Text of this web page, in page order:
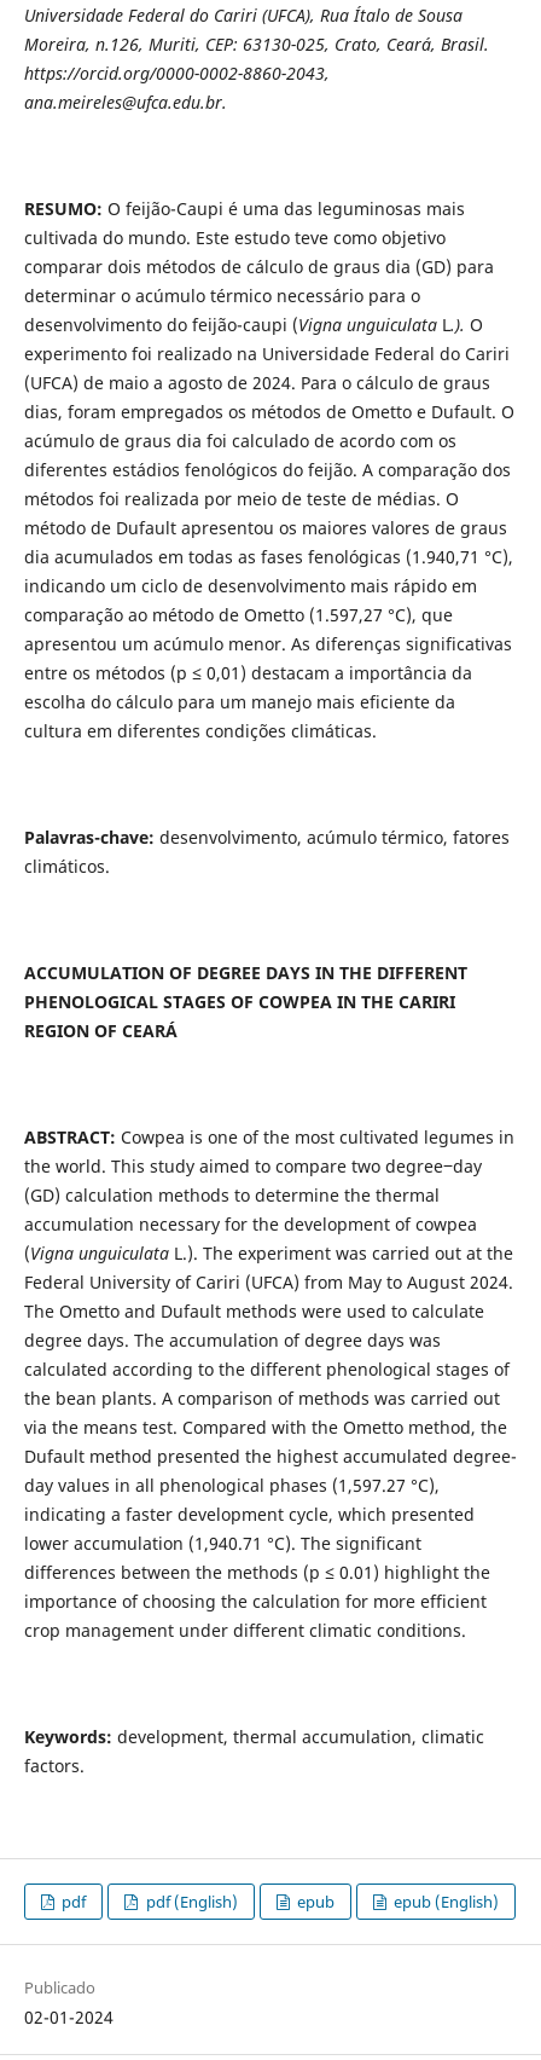
Universidade Federal do Cariri (UFCA), Rua Ítalo de Sousa
Moreira, n.126, Muriti, CEP: 63130-025, Crato, Ceará, Brasil.
https://orcid.org/0000-0002-8860-2043,
ana.meireles@ufca.edu.br.
RESUMO: O feijão-Caupi é uma das leguminosas mais
cultivada do mundo. Este estudo teve como objetivo
comparar dois métodos de cálculo de graus dia (GD) para
determinar o acúmulo térmico necessário para o
desenvolvimento do feijão-caupi (Vigna unguiculata L.). O
experimento foi realizado na Universidade Federal do Cariri
(UFCA) de maio a agosto de 2024. Para o cálculo de graus
dias, foram empregados os métodos de Ometto e Dufault. O
acúmulo de graus dia foi calculado de acordo com os
diferentes estádios fenológicos do feijão. A comparação dos
métodos foi realizada por meio de teste de médias. O
método de Dufault apresentou os maiores valores de graus
dia acumulados em todas as fases fenológicas (1.940,71 °C),
indicando um ciclo de desenvolvimento mais rápido em
comparação ao método de Ometto (1.597,27 °C), que
apresentou um acúmulo menor. As diferenças significativas
entre os métodos (p ≤ 0,01) destacam a importância da
escolha do cálculo para um manejo mais eficiente da
cultura em diferentes condições climáticas.
Palavras-chave: desenvolvimento, acúmulo térmico, fatores
climáticos.
ACCUMULATION OF DEGREE DAYS IN THE DIFFERENT
PHENOLOGICAL STAGES OF COWPEA IN THE CARIRI
REGION OF CEARÁ
ABSTRACT: Cowpea is one of the most cultivated legumes in
the world. This study aimed to compare two degree‒day
(GD) calculation methods to determine the thermal
accumulation necessary for the development of cowpea
(Vigna unguiculataL.). The experiment was carried out at the
Federal University of Cariri (UFCA) from May to August 2024.
The Ometto and Dufault methods were used to calculate
degree days. The accumulation of degree days was
calculated according to the different phenological stages of
the bean plants. A comparison of methods was carried out
via the means test. Compared with the Ometto method, the
Dufault method presented the highest accumulated degree-
day values in all phenological phases (1,597.27 °C),
indicating a faster development cycle, which presented
lower accumulation (1,940.71 °C). The significant
differences between the methods (p ≤ 0.01) highlight the
importance of choosing the calculation for more efficient
crop management under different climatic conditions.
Keywords: development, thermal accumulation, climatic
factors.
pdf pdf (English) epub epub (English)
Publicado
02-01-2024